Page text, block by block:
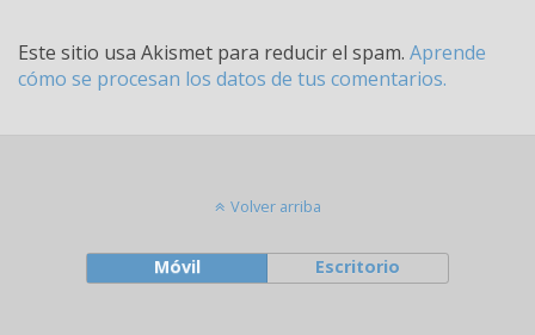
Este sitio usa Akismet para reducir el spam. Aprende
cómo se procesan los datos de tus comentarios.
Volver arriba
Móvil Escritorio